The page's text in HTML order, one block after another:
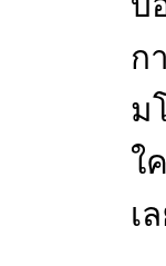
ก
ม
ใ
เ